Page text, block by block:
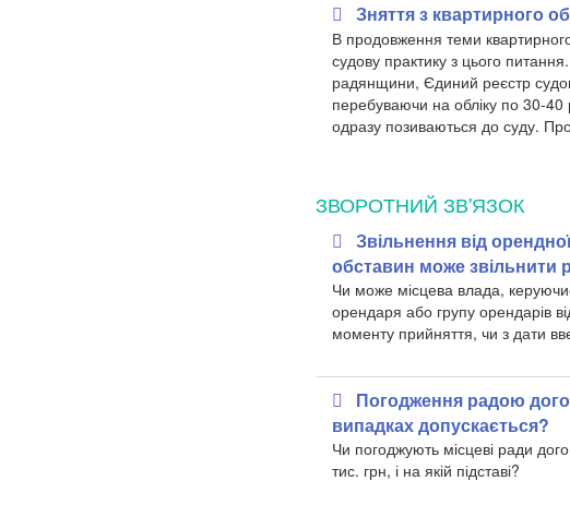
Зняття з квартирного
В продовження теми
судову практику з цього
радянщини, Єдиний реєстр
перебуваючи на обліку по 30-40
одразу позиваються до суду.
ЗВОРОТНИЙ ЗВ'ЯЗОК
Звільнення від
обставин може звільнити
Чи може місцева влада,
орендаря або групу орендарів
моменту прийняття, чи з дати
Погодження радою
випадках допускається?
Чи погоджують місцеві ради
тис. грн, і на якій підставі?